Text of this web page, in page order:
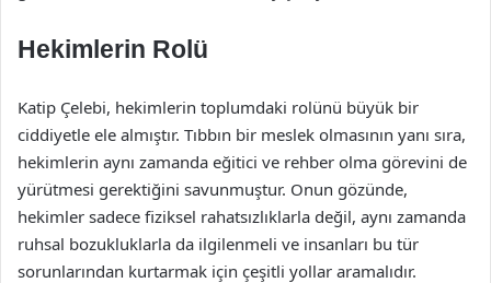
Hekimlerin Rolü
Katip Çelebi, hekimlerin toplumdaki rolünü büyük bir
ciddiyetle ele almıştır. Tıbbın bir meslek olmasının yanı sıra,
hekimlerin aynı zamanda eğitici ve rehber olma görevini de
yürütmesi gerektiğini savunmuştur. Onun gözünde,
hekimler sadece fiziksel rahatsızlıklarla değil, aynı zamanda
ruhsal bozukluklarla da ilgilenmeli ve insanları bu tür
sorunlarından kurtarmak için çeşitli yollar aramalıdır.